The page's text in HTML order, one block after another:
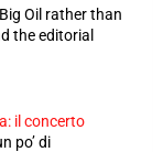
Oil rather than
the editorial
il concerto
po’ di